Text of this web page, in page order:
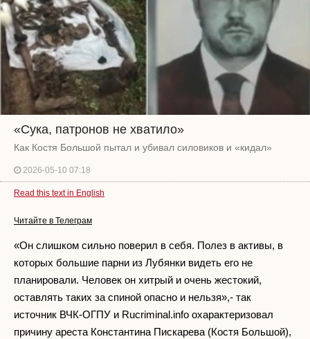
«Сука, патронов не хватило»
Как Костя Большой пытал и убивал силовиков и «кидал»
2026-05-10 07:18
Read this text in English
Читайте в Телеграм
«Он слишком сильно поверил в себя. Полез в активы, в
которых большие парни из Лубянки видеть его не
планировали. Человек он хитрый и очень жестокий,
оставлять таких за спиной опасно и нельзя»,- так
источник ВЧК-ОГПУ и Rucriminal.info охарактеризовал
причину ареста Константина Пискарева (Костя Большой),